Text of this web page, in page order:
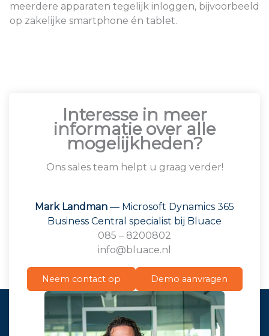
meerdere apparaten tegelijk inloggen, bijvoorbeeld
op zakelijke smartphone én tablet.
Interesse in meer
informatie over alle
mogelijkheden?
Ons sales team helpt u graag verder!
Mark Landman — Microsoft Dynamics 365
Business Central specialist bij Bluace
085 – 8200802
info@bluace.nl
Neem contact op Demo aanvragen